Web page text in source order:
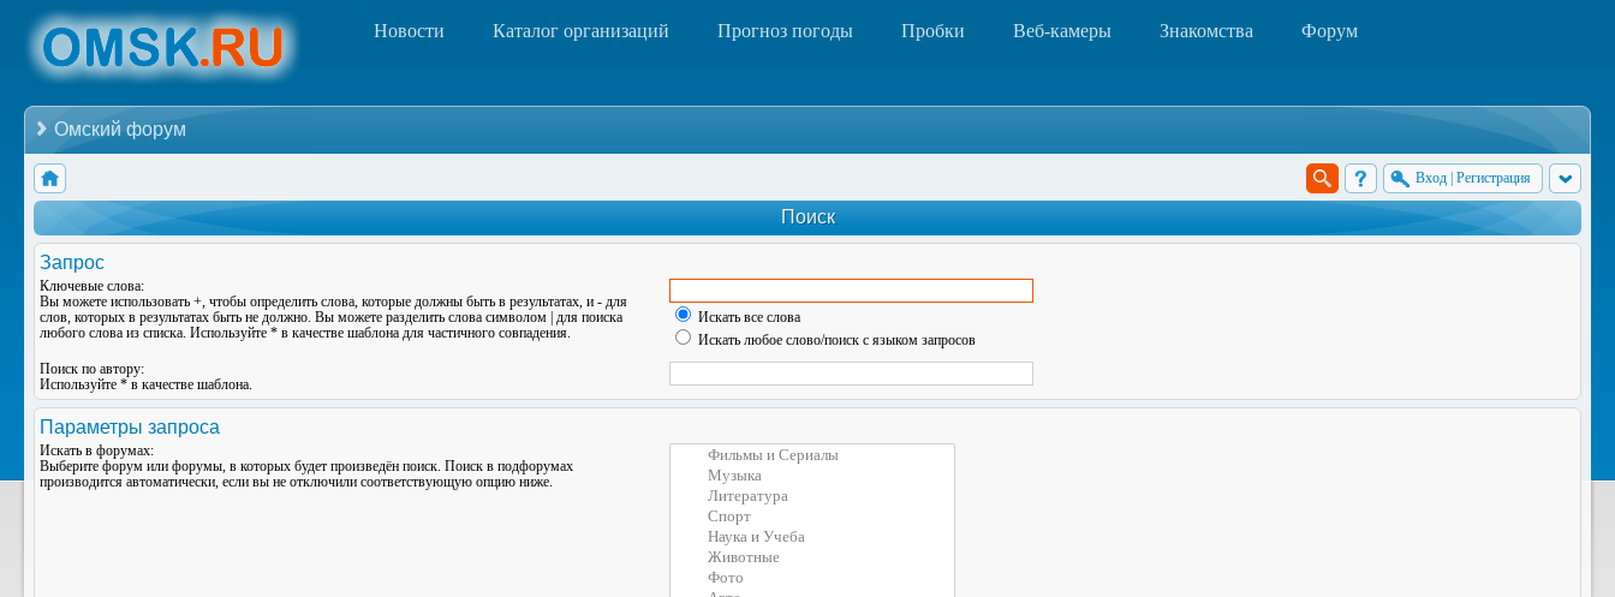
Новости Каталог организаций Прогноз погоды Пробки Веб-камеры Знакомства Форум
Омский форум
Вход Регистрация
Поиск
Запрос
Ключевые слова:
Вы можете использовать +, чтобы определить слова, которые должны быть в результатах, и - для
слов, которых в результатах быть не должно. Вы можете разделить слова символом для поиска
любого слова из списка. Используйте * в качестве шаблона для частичного совпадения.
Искать все слова
Искать любое слово/поиск с языком запросов
Поиск по автору:
Используйте * в качестве шаблона.
Параметры запроса
Искать в форумах:
Выберите форум или форумы, в которых будет произведён поиск. Поиск в подфорумах
производится автоматически, если вы не отключили соответствующую опцию ниже.